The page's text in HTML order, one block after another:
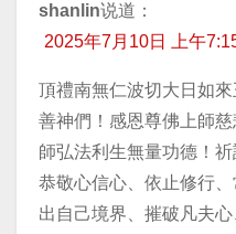
shanlin说道：
2025年7月10日 上午
頂禮南無仁波切大日如
善神們！感恩尊佛上師
師弘法利生無量功德！
恭敬心信心、依止修行
出自己境界、摧破凡夫